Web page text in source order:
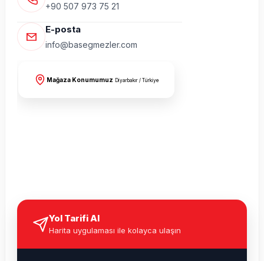
+90 507 973 75 21
E-posta
info@basegmezler.com
Mağaza Konumumuz Diyarbakır / Türkiye
Yol Tarifi Al
Harita uygulaması ile kolayca ulaşın